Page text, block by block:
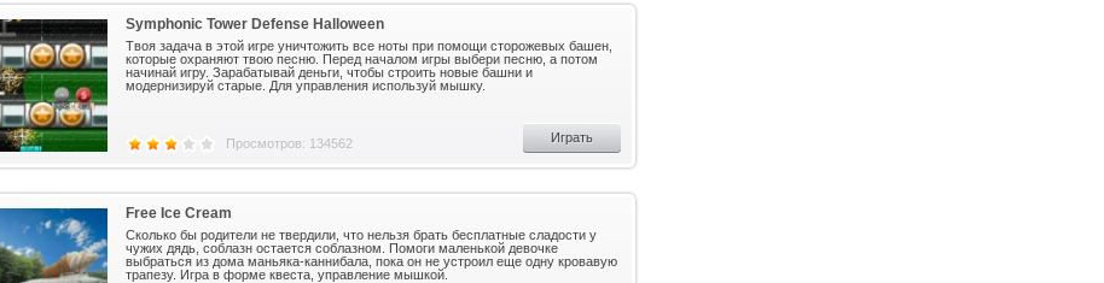
Symphonic Tower Defense Halloween
Твоя задача в этой игре уничтожить все ноты при помощи сторожевых башен,
которые охраняют твою песню. Перед началом игры выбери песню, а потом
начинай игру. Зарабатывай деньги, чтобы строить новые башни и
модернизируй старые. Для управления используй мышку.
Просмотров: 134562 Играть
Free Ice Cream
Сколько бы родители не твердили, что нельзя брать бесплатные сладости у
чужих дядь, соблазн остается соблазном. Помоги маленькой девочке
выбраться из дома маньяка-каннибала, пока он не устроил еще одну кровавую
трапезу. Игра в форме квеста, управление мышкой.